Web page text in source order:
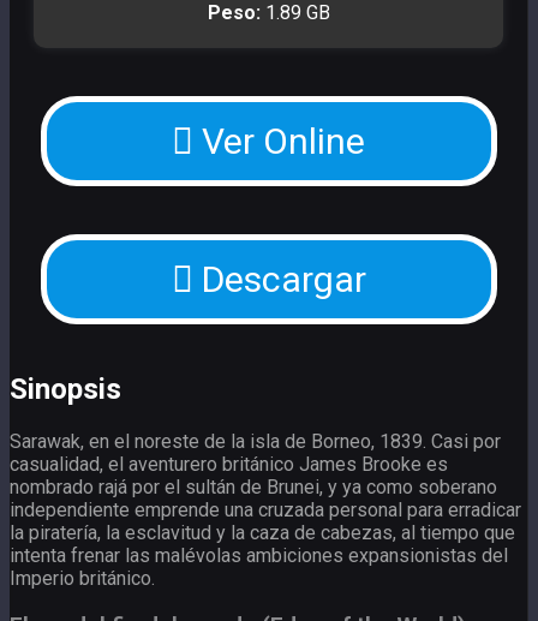
Peso: 1.89 GB
Ver Online
Descargar
Sinopsis
Sarawak, en el noreste de la isla de Borneo, 1839. Casi por
casualidad, el aventurero británico James Brooke es
nombrado rajá por el sultán de Brunei, y ya como soberano
independiente emprende una cruzada personal para erradicar
la piratería, la esclavitud y la caza de cabezas, al tiempo que
intenta frenar las malévolas ambiciones expansionistas del
Imperio británico.